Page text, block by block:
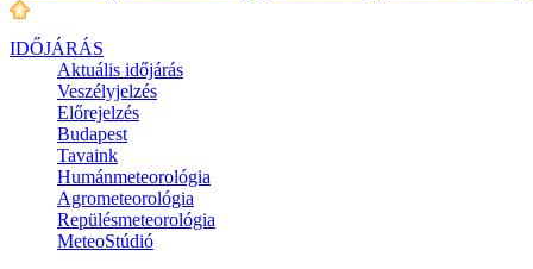
IDŐJÁRÁS
Aktuális időjárás
Veszélyjelzés
Előrejelzés
Budapest
Tavaink
Humánmeteorológia
Agrometeorológia
Repülésmeteorológia
MeteoStúdió